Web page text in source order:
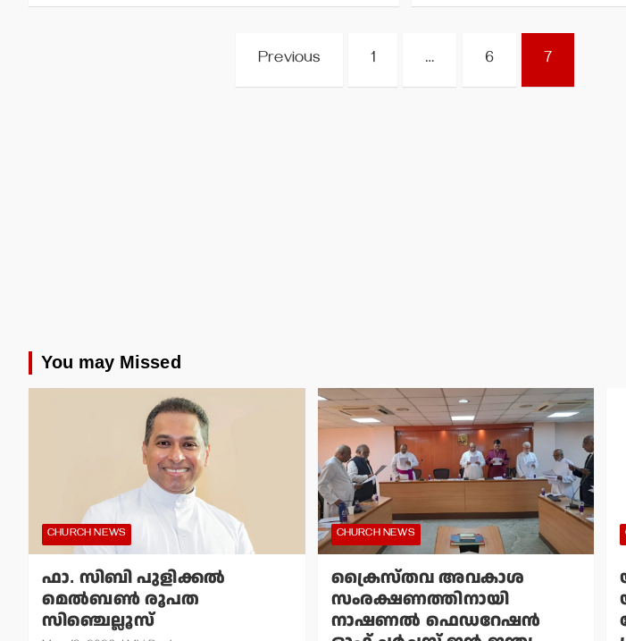
Previous 1 … 6 7
You may Missed
CHURCH NEWS
ഫാ. സിബി പുളിക്കല്‍
മെല്‍ബണ്‍ രൂപത
സിഞ്ചെല്ലൂസ്
CHURCH NEWS
ക്രൈസ്തവ അവകാശ
സംരക്ഷണത്തിനായി
നാഷണല്‍ ഫെഡറേഷന്‍